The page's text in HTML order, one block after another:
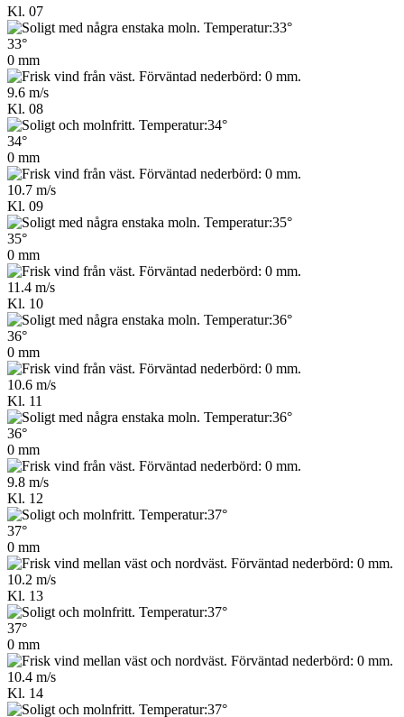
Kl. 07
33°
0 mm
9.6 m/s
Kl. 08
34°
0 mm
10.7 m/s
Kl. 09
35°
0 mm
11.4 m/s
Kl. 10
36°
0 mm
10.6 m/s
Kl. 11
36°
0 mm
9.8 m/s
Kl. 12
37°
0 mm
10.2 m/s
Kl. 13
37°
0 mm
10.4 m/s
Kl. 14